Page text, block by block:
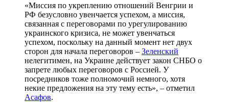
«Миссия по укреплению отношений Венгрии и
РФ безусловно увенчается успехом, а миссия,
связанная с переговорами по урегулированию
украинского кризиса, не может увенчаться
успехом, поскольку на данный момент нет двух
сторон для начала переговоров – Зеленский
нелегитимен, на Украине действует закон СНБО о
запрете любых переговоров с Россией. У
посредников тоже полномочий немного, хотя
некие предложения на эту тему есть», – отметил
Асафов.